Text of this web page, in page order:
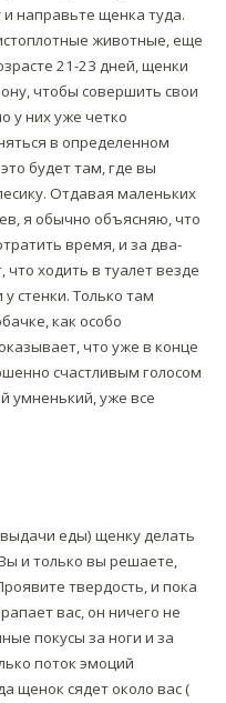
и направьте щенка туда.
животные, еще
21-23 дней, щенки
чтобы совершить свои
у них уже четко
в определенном
будет там, где вы
Отдавая маленьких
я обычно объясняю, что
время, и за два-
ходить в туалет везде
стенки. Только там
как особо
что уже в конце
счастливым голосом
умненький, уже все
еды) щенку делать
и только вы решаете,
твердость, и пока
вас, он ничего не
покусы за ноги и за
поток эмоций
щенок сядет около вас (